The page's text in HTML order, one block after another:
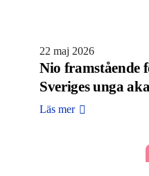
22 maj 2026
Nio framstående
Sveriges unga
Läs mer